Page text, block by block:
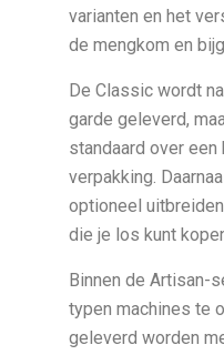
varianten en het
de mengkom en
De Classic wordt
garde geleverd,
standaard over
verpakking.
optioneel
die je los kunt
Binnen de Artisan-
typen machines te
geleverd worden